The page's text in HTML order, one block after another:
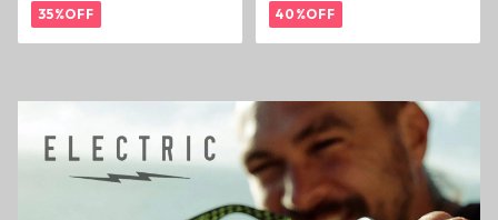
ェイソンモモア OTR スニーカ
ー
35%OFF
ーム ジェイソンモモア OTR
スニーカー
40%OFF